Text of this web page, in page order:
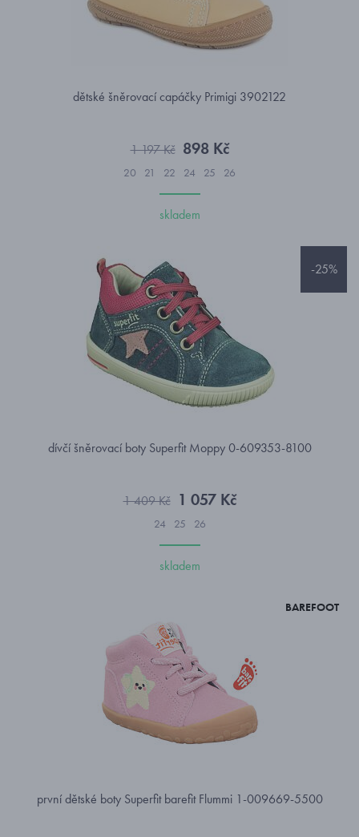
dětské šněrovací capáčky Primigi 3902122
1 197 Kč 898 Kč
20 21 22 24 25 26
skladem
-25%
dívčí šněrovací boty Superfit Moppy 0-609353-8100
1 409 Kč 1 057 Kč
24 25 26
skladem
BAREFOOT
první dětské boty Superfit barefit Flummi 1-009669-5500